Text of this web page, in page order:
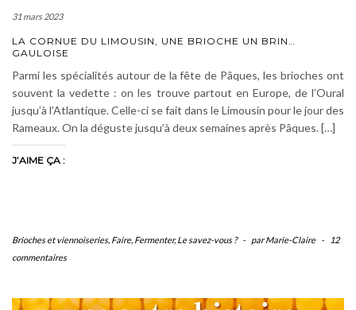
31 mars 2023
LA CORNUE DU LIMOUSIN, UNE BRIOCHE UN BRIN…
GAULOISE
Parmi les spécialités autour de la fête de Pâques, les brioches ont
souvent la vedette : on les trouve partout en Europe, de l’Oural
jusqu’à l’Atlantique. Celle-ci se fait dans le Limousin pour le jour des
Rameaux. On la déguste jusqu’à deux semaines après Pâques. […]
J’AIME ÇA :
Brioches et viennoiseries, Faire, Fermenter,Le savez-vous ? - par Marie-Claire -
12
commentaires